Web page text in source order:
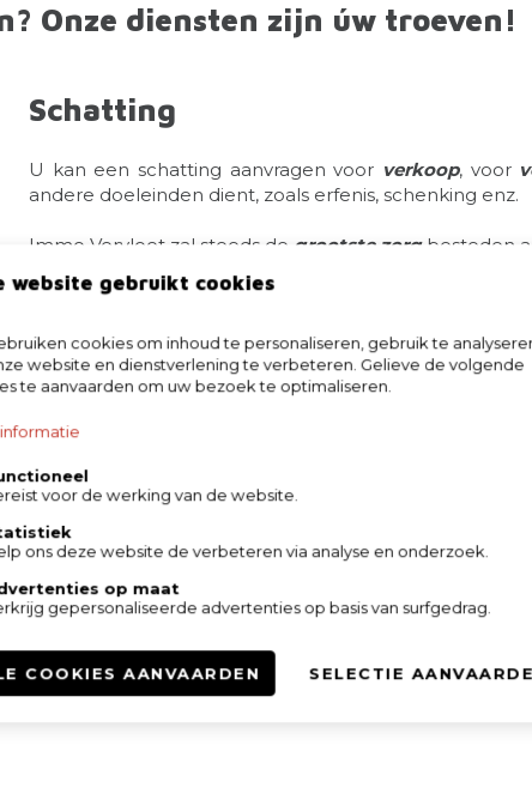
Onze diensten zijn úw troeven!
Schatting
U kan een schatting aanvragen voor verkoop, voor
andere doeleinden dient, zoals erfenis, schenking enz.
Immo Vervloet zal steeds de grootste zorgbesteden
Ze dient als basis voor een
vastgoedsector in onze regio. We toetsen onze
zo bent u zeker van een correcte schatting!
Delen op
website gebruikt cookies
cookies om inhoud te personaliseren, gebruik te
website en dienstverlening te verbeteren. Gelieve de volgende
te aanvaarden om uw bezoek te optimaliseren.
voor de werking van de website.
ons deze website de verbeteren via analyse en onderzoek.
op maat
gepersonaliseerde advertenties op basis van surfgedrag.
COOKIES AANVAARDEN SELECTIE